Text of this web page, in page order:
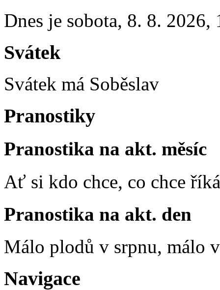
Dnes je sobota, 8. 8. 2026,
Svátek
Svátek má Soběslav
Pranostiky
Pranostika na akt. měsíc
Ať si kdo chce, co chce
Pranostika na akt. den
Málo plodů v srpnu, málo
Navigace